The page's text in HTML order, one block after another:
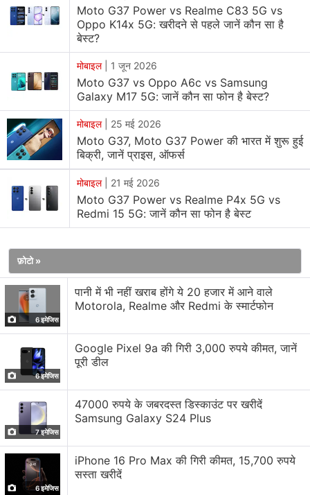
Moto G37 Power के 8GB + 128GB वेरिएंट की मूल कीमत
21,999 रुपये है, लेकिन 2,000 रुपये के बैंक ऑफर के बाद इसकी
इफेक्टिव कीमत 19,999 रुपये हो जाती है। स्मार्टफोन Pantone
Impenetrable, Pantone Capri और Pantone Nautical
Blue कलर ऑप्शन्स में उपलब्ध है। इच्छुक ग्राहक इसेFlipkart
Motorola.in और ऑफलाइन रिटेल स्टोर्स के जरिए खरीद सकते हैं।
वहीं,Moto G37को 14,999 रुपये मेंलिस्ट किया
गया है, जबकि
बैंक ऑफर के साथ इसकी इफेक्टिव कीमत 13,999 रुपये हो जाती है।
फोन Pantone Capri, Pantone Impenetrable और
Pantone Nautical Blue कलर ऑप्शन में उपलब्ध है।
डिस्प्ले दिया गया है, जिसका रिजॉल्यूशन 1604x720 पिक्सल,
120Hz रिफ्रेश रेट और 1050 निट्स हाई ब्राइटनेस है। दोनों फोन्स
Gorilla Glass 7i प्रोटेक्शन के साथ आते हैं और इनमेंMediaTek
Dimensity 64006nm प्रोसेसर के साथ Arm Mali-G57
MC2 GPU दिया गया है। ये स्मार्टफोन Android 16 पर चलते हैं
और कंपनी 1 OS अपडेट व 3 साल के सिक्योरिटी अपडेट देने का वादा
करती है। सिक्योरिटी के लिए साइड-माउंटेड फिंगरप्रिंट सेंसर मिलता
है।
Moto G37 में4GB RAMऔर 64GB स्टोरेज मिलती है, जबकि
G37 Power में 4GB/8GB RAM और 64GB/128GB स्टोरेज
का ऑप्शन दिया गया है। दोनों फोन्स में माइक्रोSD कार्ड के जरिए
स्टोरेज को 1TB तक बढ़ाया जा सकता है।
Moto G37 Power vs Realme C83 5G vs
Oppo K14x 5G: खरीदने से पहले जानें कौन सा है
बेस्ट?
मोबाइल| 1 जून 2026
Moto G37 vs Oppo A6c vs Samsung
Galaxy M17 5G: जानें कौन सा फोन है बेस्ट?
मोबाइल| 25 मई 2026
Moto G37, Moto G37 Power की भारत में शुरू हुई
बिक्री, जानें प्राइस, ऑफर्स
मोबाइल| 21 मई 2026
Moto G37 Power vs Realme P4x 5G vs
Redmi 15 5G: जानें कौन सा फोन है बेस्ट
फ़ोटो »
6 इमेजिस
पानी में भी नहीं खराब होंगे ये 20 हजार में आने वाले
Motorola, Realme और Redmi के स्मार्टफोन
6 इमेजिस
Google Pixel 9a की गिरी 3,000 रुपये कीमत, जानें
पूरी डील
7 इमेजिस
47000 रुपये के जबरदस्त डिस्काउंट पर खरीदें
Samsung Galaxy S24 Plus
6 इमेजिस
iPhone 16 Pro Max की गिरी कीमत, 15,700 रुपये
सस्ता खरीदें